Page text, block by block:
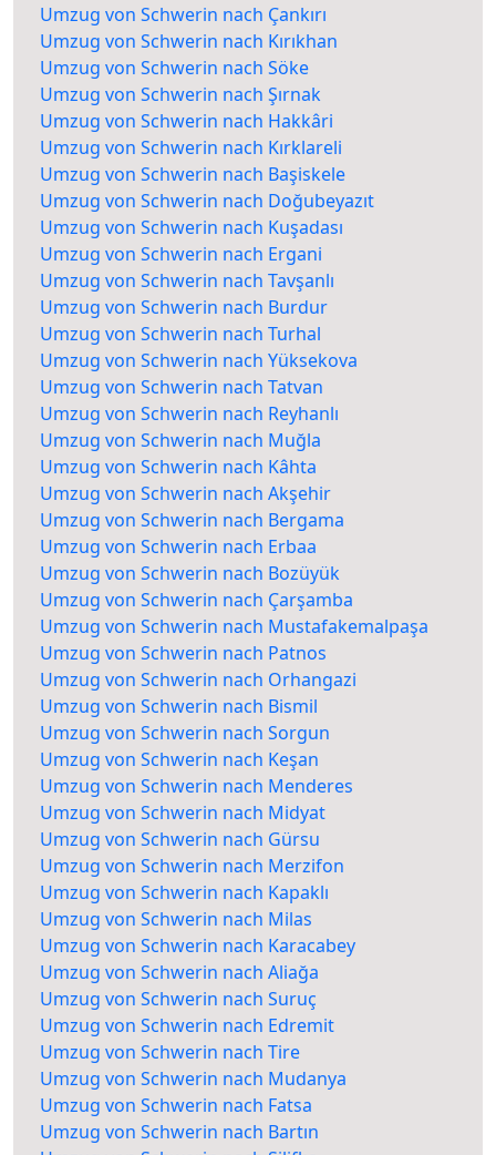
Umzug von Schwerin nach Çankırı
Umzug von Schwerin nach Kırıkhan
Umzug von Schwerin nach Söke
Umzug von Schwerin nach Şırnak
Umzug von Schwerin nach Hakkâri
Umzug von Schwerin nach Kırklareli
Umzug von Schwerin nach Başiskele
Umzug von Schwerin nach Doğubeyazıt
Umzug von Schwerin nach Kuşadası
Umzug von Schwerin nach Ergani
Umzug von Schwerin nach Tavşanlı
Umzug von Schwerin nach Burdur
Umzug von Schwerin nach Turhal
Umzug von Schwerin nach Yüksekova
Umzug von Schwerin nach Tatvan
Umzug von Schwerin nach Reyhanlı
Umzug von Schwerin nach Muğla
Umzug von Schwerin nach Kâhta
Umzug von Schwerin nach Akşehir
Umzug von Schwerin nach Bergama
Umzug von Schwerin nach Erbaa
Umzug von Schwerin nach Bozüyük
Umzug von Schwerin nach Çarşamba
Umzug von Schwerin nach Mustafakemalpaşa
Umzug von Schwerin nach Patnos
Umzug von Schwerin nach Orhangazi
Umzug von Schwerin nach Bismil
Umzug von Schwerin nach Sorgun
Umzug von Schwerin nach Keşan
Umzug von Schwerin nach Menderes
Umzug von Schwerin nach Midyat
Umzug von Schwerin nach Gürsu
Umzug von Schwerin nach Merzifon
Umzug von Schwerin nach Kapaklı
Umzug von Schwerin nach Milas
Umzug von Schwerin nach Karacabey
Umzug von Schwerin nach Aliağa
Umzug von Schwerin nach Suruç
Umzug von Schwerin nach Edremit
Umzug von Schwerin nach Tire
Umzug von Schwerin nach Mudanya
Umzug von Schwerin nach Fatsa
Umzug von Schwerin nach Bartın